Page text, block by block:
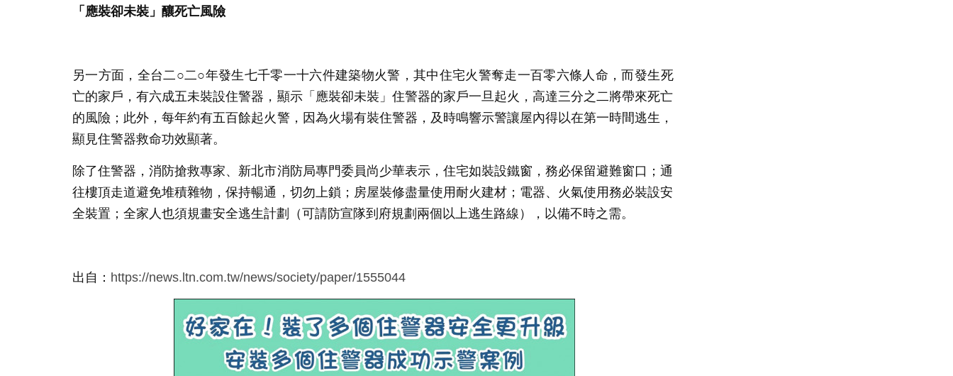
「應裝卻未裝」釀死亡風險
另一方面，全台二○二○年發生七千零一十六件建築物火警，其中住宅火警奪走一百零六條人命，而發生死
亡的家戶，有六成五未裝設住警器，顯示「應裝卻未裝」住警器的家戶一旦起火，高達三分之二將帶來死亡
的風險；此外，每年約有五百餘起火警，因為火場有裝住警器，及時鳴響示警讓屋內得以在第一時間逃生，
顯見住警器救命功效顯著。
除了住警器，消防搶救專家、新北市消防局專門委員尚少華表示，住宅如裝設鐵窗，務必保留避難窗口；通
往樓頂走道避免堆積雜物，保持暢通，切勿上鎖；房屋裝修盡量使用耐火建材；電器、火氣使用務必裝設安
全裝置；全家人也須規畫安全逃生計劃（可請防宣隊到府規劃兩個以上逃生路線），以備不時之需。
出自： https://news.ltn.com.tw/news/society/paper/1555044